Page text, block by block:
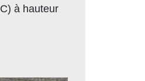
à hauteur